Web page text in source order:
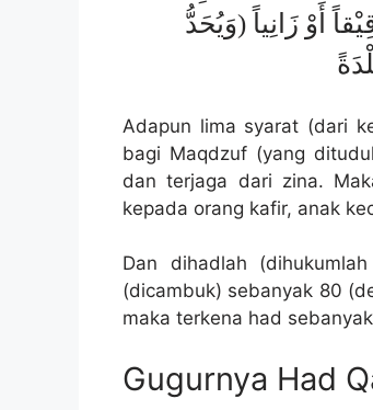
أَوْ زَانِياً (وَيُحَدُّ
Adapun lima syarat (dari
bagi Maqdzuf (yang
dan terjaga dari zina.
kepada orang kafir, anak
Dan dihadlah
(dicambuk) sebanyak 80
maka terkena had
Gugurnya Had